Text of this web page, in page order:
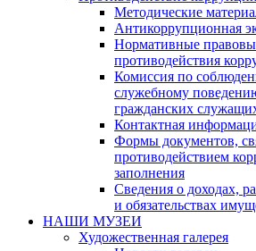
Методические
Антикоррупционная
Нормативные
противодействия
Комиссия по
служебному
гражданских
Контактная
Формы документов,
противодействием
заполнения
Сведения о доходах,
и обязательствах
НАШИ МУЗЕИ
Художественная галерея